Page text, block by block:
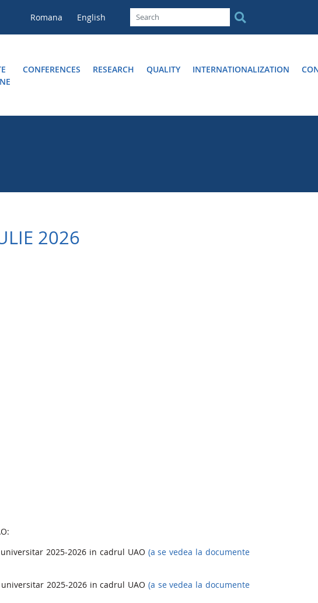
Romana English
CONFERENCES RESEARCH QUALITY INTERNATIONALIZATION
2026
cadrul UAO:
2025-2026 in cadrul UAO (a se vedea la documente
2025-2026 in cadrul UAO (a se vedea la documente